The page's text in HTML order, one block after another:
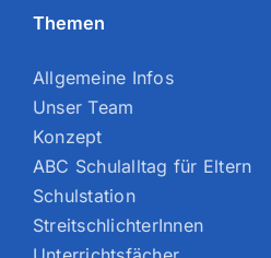
Themen
Allgemeine Infos
Unser Team
Konzept
ABC Schulalltag für Eltern
Schulstation
StreitschlichterInnen